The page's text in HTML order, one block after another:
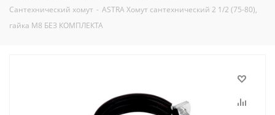
Сантехнический хомут - ASTRA Хомут сантехнический 2 1/2 (75-80),
гайка М8 БЕЗ КОМПЛЕКТА